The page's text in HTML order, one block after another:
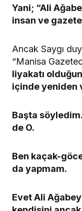
Yani; “Ali
insan ve
Ancak Saygı
“Manisa
liyakatı
içinde yeniden
Başta
de O.
Ben kaçak-
da yapmam.
Evet Ali